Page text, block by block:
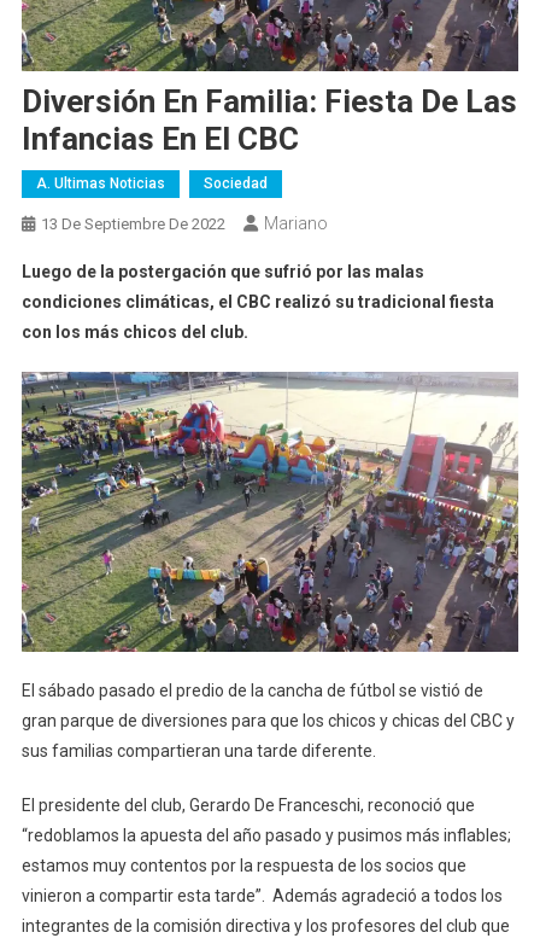
Diversión En Familia: Fiesta De Las
Infancias En El CBC
A. Ultimas Noticias Sociedad
13 De Septiembre De 2022 Mariano
Luego de la postergación que sufrió por las malas
condiciones climáticas, el CBC realizó su tradicional fiesta
con los más chicos del club.
El sábado pasado el predio de la cancha de fútbol se vistió de
gran parque de diversiones para que los chicos y chicas del CBC y
sus familias compartieran una tarde diferente.
El presidente del club, Gerardo De Franceschi, reconoció que
“redoblamos la apuesta del año pasado y pusimos más inflables;
estamos muy contentos por la respuesta de los socios que
vinieron a compartir esta tarde”. Además agradeció a todos los
integrantes de la comisión directiva y los profesores del club que